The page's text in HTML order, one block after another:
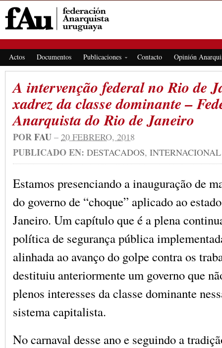
Actos Documentos Publicaciones Contacto Opinión
A intervenção federal no Rio de
xadrez da classe dominante –
Anarquista do Rio de Janeiro
PORFAU – 20 FEBRERO, 2018
PUBLICADO EN: DESTACADOS, INTERNACIONAL
Estamos presenciando a inauguração de
do governo de “choque” aplicado ao
Janeiro. Um capítulo que é a plena
política de segurança pública
alinhada ao avanço do golpe contra os
destituiu anteriormente um governo que
plenos interesses da classe dominante
sistema capitalista.
No carnaval desse ano e seguindo a